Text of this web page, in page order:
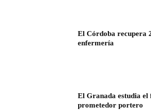
El Córdoba recupera
enfermería
El Granada estudia el
prometedor portero